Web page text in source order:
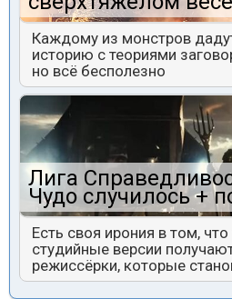
Каждому из монстров
историю с теориями
но всё бесполезно
Лига
Чудо случилось +
Есть своя ирония в том,
студийные версии
режиссёрки, которые